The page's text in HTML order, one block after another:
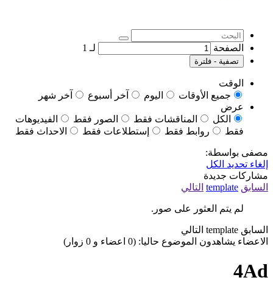
الصفحة لـ 1
تصفية - فلترة
الوقت
جميع الأوقات
اليوم آخر أسبوع
آخر شهر
عرض
الكل
المناقشات فقط الصور فقط
الفيديوهات
فقط
روابط فقط إستطلاعات فقط الاحداث فقط
مصفى بواسطة:
إلغاء تحديد الكل
مشاركات جديدة
السابق template التالي
لم يتم العثور على صور.
السابق template التالي
الاعضاء يشاهدون الموضوع حاليا: (0 اعضاء و 0 زوار)
4Ad